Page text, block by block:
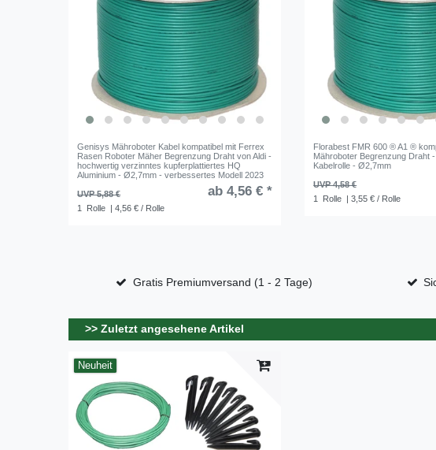
Genisys Mähroboter Kabel kompatibel mit Ferrex
Rasen Roboter Mäher Begrenzung Draht von Aldi -
hochwertig verzinntes kupferplattiertes HQ
Aluminium - Ø2,7mm - verbessertes Modell 2023
UVP 5,88 €
ab 4,56 € *
1 Rolle | 4,56 € / Rolle
Florabest FMR 600 ® A1 ®
Mähroboter Begrenzung Draht
Kabelrolle - Ø2,7mm
UVP 4,58 €
1 Rolle | 3,55 € / Rolle
Gratis Premiumversand (1 - 2 Tage)
>> Zuletzt angesehene Artikel
Neuheit